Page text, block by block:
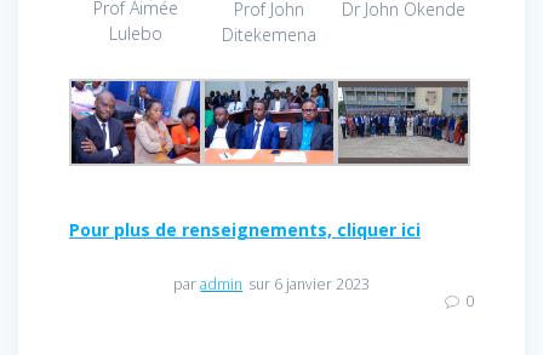
Prof Aimée
Lulebo
Prof John
Ditekemena
Dr John Okende
Pour plus de renseignements, cliquer ici
paradmin sur 6 janvier 2023
0